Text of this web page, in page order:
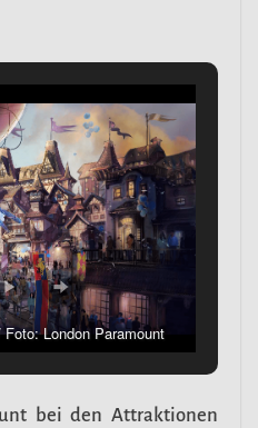
London Paramount
bei den Attraktionen